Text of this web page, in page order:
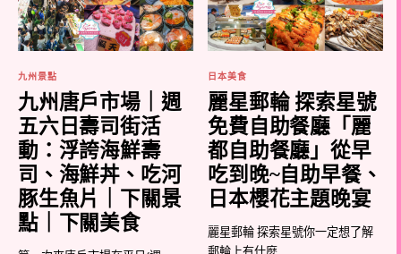
九州景點
九州唐戶市場｜週
五六日壽司街活
動：浮誇海鮮壽
司、海鮮丼、吃河
豚生魚片｜下關景
點｜下關美食
日本美食
麗星郵輪 探索星號
免費自助餐廳「麗
都自助餐廳」從早
吃到晚~自助早餐、
日本櫻花主題晚宴
麗星郵輪 探索星號你一定想了解